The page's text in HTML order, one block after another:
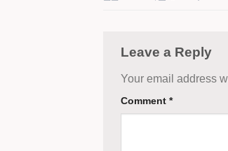
Leave a Reply
Your email address
Comment *